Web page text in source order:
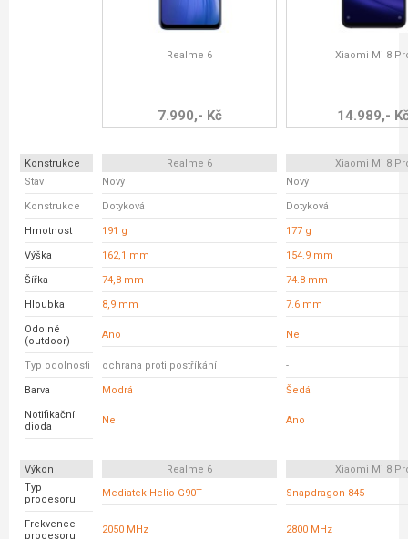
Realme 6
7.990,- Kč
Xiaomi Mi 8
14.989,-
Konstrukce Realme 6
Xiaomi Mi 8
Stav
Nový Nový
Konstrukce Dotyková Dotyková
Hmotnost 191 g 177 g
Výška 162,1 mm 154.9 mm
Šířka 74,8 mm 74.8 mm
Hloubka 8,9 mm 7.6 mm
Odolné
(outdoor)
Ano Ne
Typ odolnosti ochrana proti postříkání -
Barva Modrá Šedá
Notifikační
dioda
Ne Ano
Výkon Realme 6
Xiaomi Mi 8
Typ
procesoru
Mediatek Helio G90T Snapdragon 845
Frekvence
procesoru
2050 MHz 2800 MHz